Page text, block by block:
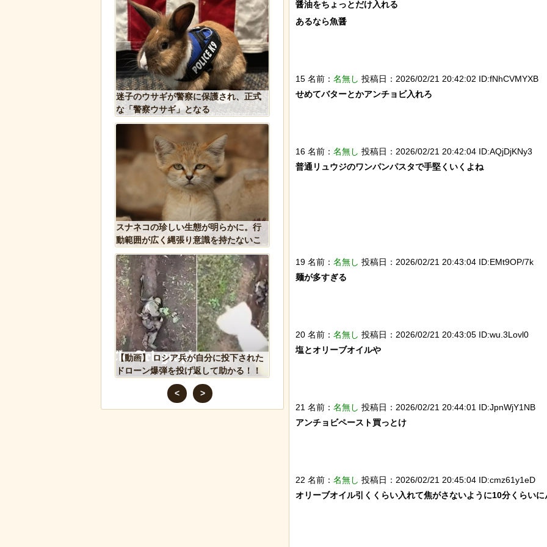
醤油をちょっとだけ入れる
あるなら魚醤
15 名前： 名無し 投稿日：2026/02/21 20:42:02 ID:fNhCVMYXB
せめてバターとかアンチョビ入れろ
16 名前： 名無し 投稿日：2026/02/21 20:42:04 ID:AQjDjKNy3
普通リュウジのワンパンパスタで手堅くいくよね
19 名前： 名無し 投稿日：2026/02/21 20:43:04 ID:EMt9OP/7k
麺が多すぎる
20 名前： 名無し 投稿日：2026/02/21 20:43:05 ID:wu.3Lovl0
塩とオリーブオイルや
21 名前： 名無し 投稿日：2026/02/21 20:44:01 ID:JpnWjY1NB
アンチョビペースト買っとけ
22 名前： 名無し 投稿日：2026/02/21 20:45:04 ID:cmz61y1eD
オリーブオイル引くくらい入れて焦がさないように10分くらい
迷子のウサギが警察に保護され、正式
な「警察ウサギ」となる
スナネコの珍しい生態が明らかに。行
動範囲が広く縄張り意識を持たないこ
とが判明
【動画】 ロシア兵が自分に投下された
ドローン爆弾を投げ返して助かる！！
後ろ片足を失った象、保護区で義足を
< >